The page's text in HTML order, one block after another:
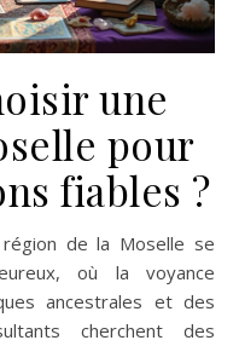
une
pour
fiables ?
où la voyance
ancestrales et des
cherchent des